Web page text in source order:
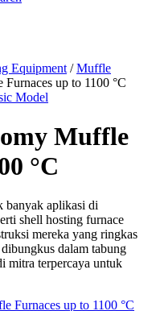
Equipment /Muffle
up to 1100 °C
Muffle
°C
banyak aplikasi di
shell hosting furnace
mereka yang ringkas
dalam tabung
mitra terpercaya untuk